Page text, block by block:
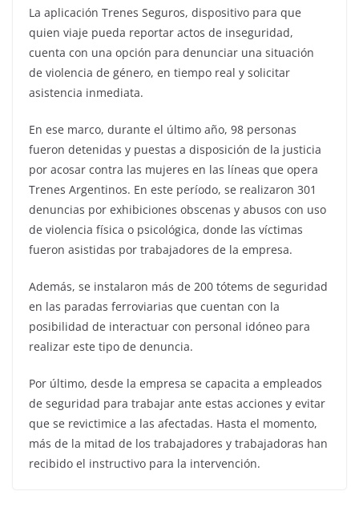
La aplicación Trenes Seguros, dispositivo para que
quien viaje pueda reportar actos de inseguridad,
cuenta con una opción para denunciar una situación
de violencia de género, en tiempo real y solicitar
asistencia inmediata.
En ese marco, durante el último año, 98 personas
fueron detenidas y puestas a disposición de la justicia
por acosar contra las mujeres en las líneas que opera
Trenes Argentinos. En este período, se realizaron 301
denuncias por exhibiciones obscenas y abusos con uso
de violencia física o psicológica, donde las víctimas
fueron asistidas por trabajadores de la empresa.
Además, se instalaron más de 200 tótems de seguridad
en las paradas ferroviarias que cuentan con la
posibilidad de interactuar con personal idóneo para
realizar este tipo de denuncia.
Por último, desde la empresa se capacita a empleados
de seguridad para trabajar ante estas acciones y evitar
que se revictimice a las afectadas. Hasta el momento,
más de la mitad de los trabajadores y trabajadoras han
recibido el instructivo para la intervención.